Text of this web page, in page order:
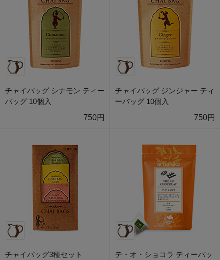
チャイバッグ シナモン ティー
バッグ 10個入
750円
チャイバッグ ジンジャー ティ
ーバッグ 10個入
750円
チャイバッグ3種セット
テ・オ・ショコラ ティーバッ